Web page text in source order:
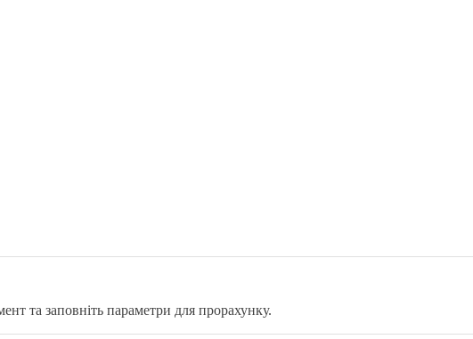
та заповніть параметри для прорахунку.